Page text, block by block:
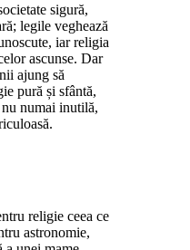
sigură,
legile veghează
iar religia
ascunse. Dar
ajung să
pură și sfântă,
numai inutilă,
religie ceea ce
astronomie,